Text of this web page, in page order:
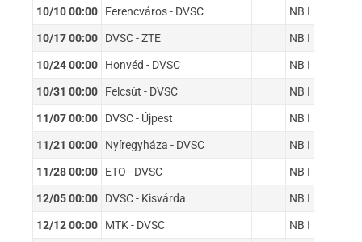
10/10 00:00 Ferencváros - DVSC NB I
10/17 00:00 DVSC - ZTE NB I
10/24 00:00 Honvéd - DVSC NB I
10/31 00:00 Felcsút - DVSC NB I
11/07 00:00 DVSC - Újpest NB I
11/21 00:00 Nyíregyháza - DVSC NB I
11/28 00:00 ETO - DVSC NB I
12/05 00:00 DVSC - Kisvárda NB I
12/12 00:00 MTK - DVSC NB I